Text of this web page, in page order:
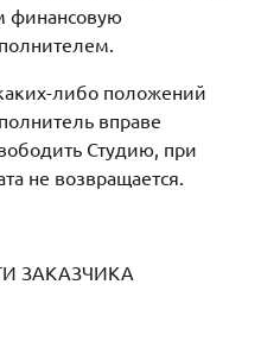
финансовую
либо положений
вправе
Студию, при
не возвращается.
ЗАКАЗЧИКА